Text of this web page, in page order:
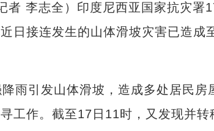
李志全）印度尼西亚国家抗灾署
日接连发生的山体滑坡灾害已造成
引发山体滑坡，造成多处居民房
工作。截至17日11时，又发现并转